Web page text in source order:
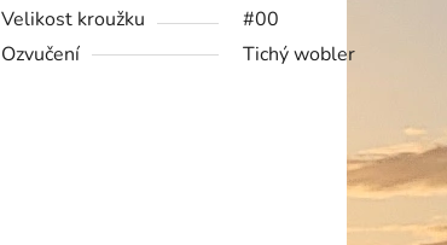
Velikost kroužku
#00
Ozvučení
Tichý wobler